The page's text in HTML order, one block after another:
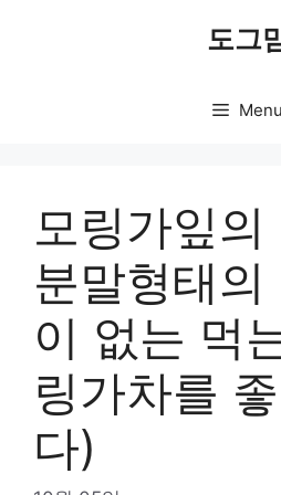
도그
Menu
모링가잎의
분말형태의
이 없는 먹
링가차를
다)